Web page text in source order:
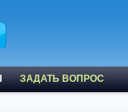
ЗАДАТЬ ВОПРОС